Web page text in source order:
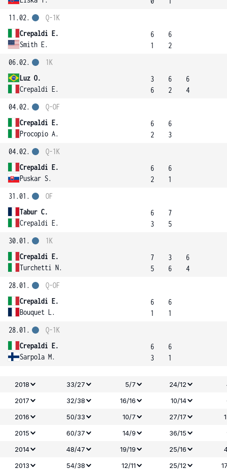
11.02.
Crepaldi E.
Smith E.
Q-1K
6
1
6
2
06.02.
Luz O.
Crepaldi E.
1K
3
6
6
2
6
4
04.02.
Crepaldi E.
Procopio A.
Q-OF
6
2
6
3
04.02.
Crepaldi E.
Puskar S.
Q-1K
6
2
6
1
31.01.
Tabur C.
Crepaldi E.
OF
6
3
7
5
30.01.
Crepaldi E.
Turchetti N.
1K
7
5
3
6
6
4
28.01.
Crepaldi E.
Bouquet L.
Q-OF
6
1
6
1
28.01.
Crepaldi E.
Sarpola M.
Q-1K
6
3
6
1
2018 33/27 5/7 24/12
2017
32/38 16/16 10/14
2016
50/33 10/7 27/17
2015
60/37 14/9 36/15
2014
48/47 19/19 25/16
2013
54/38 12/11 25/12